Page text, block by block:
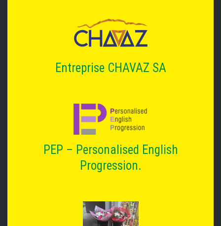
Entreprise CHAVAZ SA
PEP – Personalised English
Progression.